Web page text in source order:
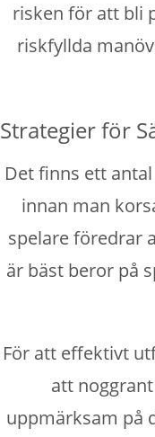
risken för att bli
riskfyllda
Strategier för
Det finns ett
innan man
spelare föredrar
är bäst beror på
För att effektivt
att
uppmärksam på